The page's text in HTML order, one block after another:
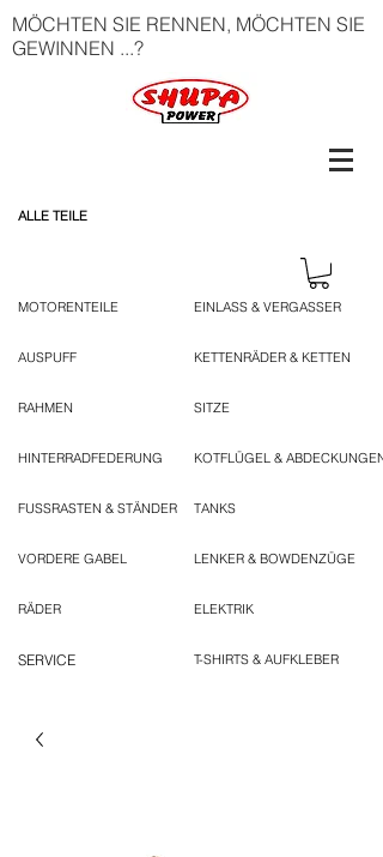
MÖCHTEN SIE RENNEN, MÖCHTEN SIE
GEWINNEN ...?
ALLE TEILE
MOTORENTEILE
AUSPUFF
RAHMEN
HINTERRADFEDERUNG
FUSSRASTEN & STÄNDER
VORDERE GABEL
RÄDER
SERVICE
EINLASS & VERGASSER
KETTENRÄDER & KETTEN
SITZE
KOTFLÜGEL & ABDECKUNGEN
TANKS
LENKER & BOWDENZÜGE
ELEKTRIK
T-SHIRTS & AUFKLEBER